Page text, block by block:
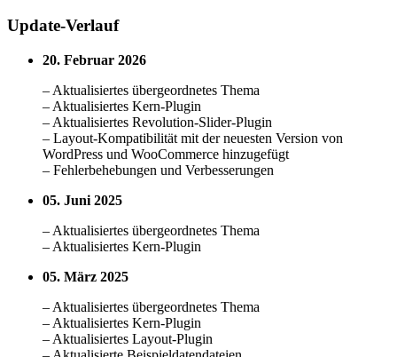
Update-Verlauf
20. Februar 2026
– Aktualisiertes übergeordnetes Thema
– Aktualisiertes Kern-Plugin
– Aktualisiertes Revolution-Slider-Plugin
– Layout-Kompatibilität mit der neuesten Version von
WordPress und WooCommerce hinzugefügt
– Fehlerbehebungen und Verbesserungen
05. Juni 2025
– Aktualisiertes übergeordnetes Thema
– Aktualisiertes Kern-Plugin
05. März 2025
– Aktualisiertes übergeordnetes Thema
– Aktualisiertes Kern-Plugin
– Aktualisiertes Layout-Plugin